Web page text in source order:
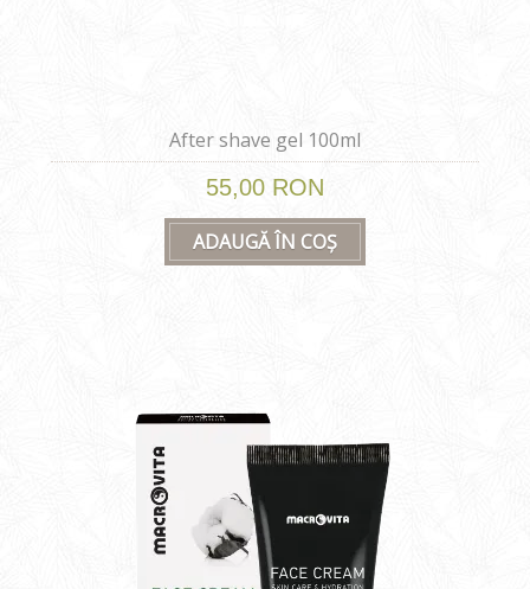
ADAUGĂ ÎN COȘ
After shave gel 100ml
55,00 RON